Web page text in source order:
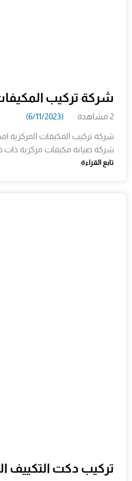
شركة تركيب
2 مشاهدة (6/11/2023)
شركة تركيب المكيفات المركزية
شركة صيانة مكيفات مركزية ذات
تابع القراءة
تركيب دكت التكييف